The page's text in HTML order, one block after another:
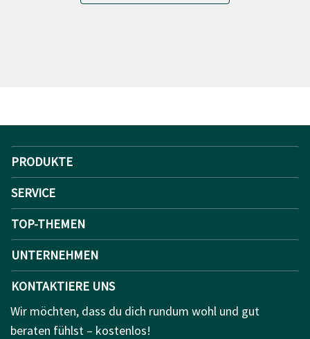
PRODUKTE
SERVICE
TOP-THEMEN
UNTERNEHMEN
KONTAKTIERE UNS
Wir möchten, dass du dich rundum wohl und gut
beraten fühlst – kostenlos!